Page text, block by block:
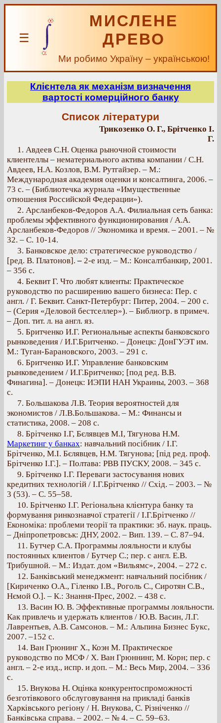
☰
МИСЛЕНЕ
ДРЕВО
Ми робимо Україну – українською!
Клієнтела як механізм визначення
вартості комерційного банку
Список літератури
Трикозенко О. Г., Брітченко І.
Г.
1. Авдеев С.Н. Оценка рыночной стоимости
клиентеллы – нематериального актива компании / С.Н.
Авдеев, Н.А. Козлов, В.М. Рутгайзер. – М.:
Международная академия оценки и консалтинга, 2006. –
73 с. – (Библиотечка журнала «Имущественные
отношения Российской Федерации»).
2. Арсланбеков-Федоров А.А. Филиальная сеть банка:
проблемы эффективного функционирования / А.А.
Арсланбеков-Федоров // Экономика и время. – 2001. – №
32. – С. 10-14.
3. Банковское дело: стратегическое руководство /
[ред. В. Платонов].– 2-е изд. – М.: Консалтбанкир, 2001.
– 356 с.
4. Беквит Г. Что любят клиенты: Практическое
руководство по расширению вашего бизнеса: Пер. с
англ. / Г. Беквит. Санкт-Петербург: Питер, 2004. – 200 с.
– (Серия «Деловой бестселлер»). – Библиогр. в примеч.
– Доп. тит. л. на англ. яз.
5. Бритченко И.Г. Региональные аспекты банковского
рынковедения / И.Г.Бритченко. – Донецк: ДонГУЭТ им.
М.: Туган-Барановского, 2003. – 291 с.
6. Бритченко И.Г. Управление банковским
рынковедением / И.Г.Бритченко; [под ред. В.В.
Финагина]. – Донецк: ИЭПИ НАН Украины, 2003. – 368
с.
7. Большакова Л.В. Теория вероятностей для
экономистов / Л.В.Большакова. – М.: Финансы и
статистика, 2008. – 208 с.
8. Брітченко І.Г, Бєлявцев М.І, Тягунова Н.М.
Маркетинг у банках: навчальний посібник / І.Г.
Брітченко, М.І. Бєлявцев, Н.М. Тягунова; [під ред. проф.
Брітченко І.Г.]. – Полтава: РВВ ПУСКУ, 2008. – 345 с.
9. Брітченко І.Г. Переваги застосування нових
кредитних технологій / І.Г.Брітченко // Схід. – 2003. – №
3 (53). – С. 55–58.
10. Брітченко І.Г. Регіональна клієнтура банку та
формування ринкознавчої стратегії / І.Г.Брітченко //
Економіка: проблеми теорії та практики: зб. наук. праць.
– Дніпропетровськ: ДНУ, 2002. – Вип. 139. – С. 87–94.
11. Бутчер С.А. Программы лояльности и клубы
постоянных клиентов / Бутчер С.; пер. с англ. Е.В.
Трибушной. – М.: Издат. дом «Вильямс», 2004. – 272 с.
12. Банківський менеджмент: навчальний посібник /
[Кириченко О.А., Гіленко І.В., Роголь С., Сиротян С.В.,
Нємой О.]. – К.: Знання-Прес, 2002. – 438 c.
13. Васин Ю. В. Эффективные программы лояльности.
Как привлечь и удержать клиентов / Ю.В. Васин, Л.Г.
Лаврентьев, А.В. Самсонов. – М.: Альпина Бизнес Букс,
2007. –152 с.
14. Ван Грюнинг Х., Коэн М. Практическое
руководство по МСФ / Х. Ван Грюннинг, М. Корн; пер. с
англ. – 2-е изд., испр. и доп. – М.: Весь Мир, 2004. – 336
с.
15. Внукова Н. Оцінка конкурентоспроможності
безготівкового обслуговування на прикладі банків
Харківського регіону / Н. Внукова, С. Різніченко //
Банківська справа. – 2002. – № 4. – С. 59–63.